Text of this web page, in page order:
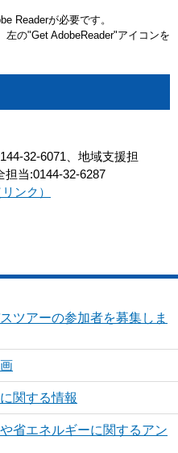
Readerが必要です。
左の"Get AdobeReader"アイコンを
32-6071、地域支援担
担当:0144-32-6287
ンク）
ツアーの参加者を募集しま
関する情報
省エネルギーに関するアン